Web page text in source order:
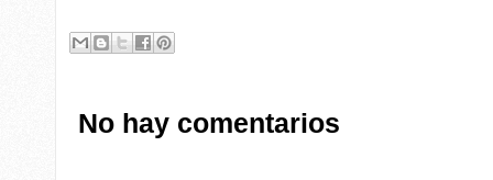
No hay comentarios